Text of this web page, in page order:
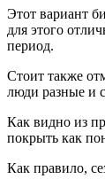
Этот вариант
для этого
период.
Стоит также
люди разные и
Как видно из
покрыть как
Как правило,